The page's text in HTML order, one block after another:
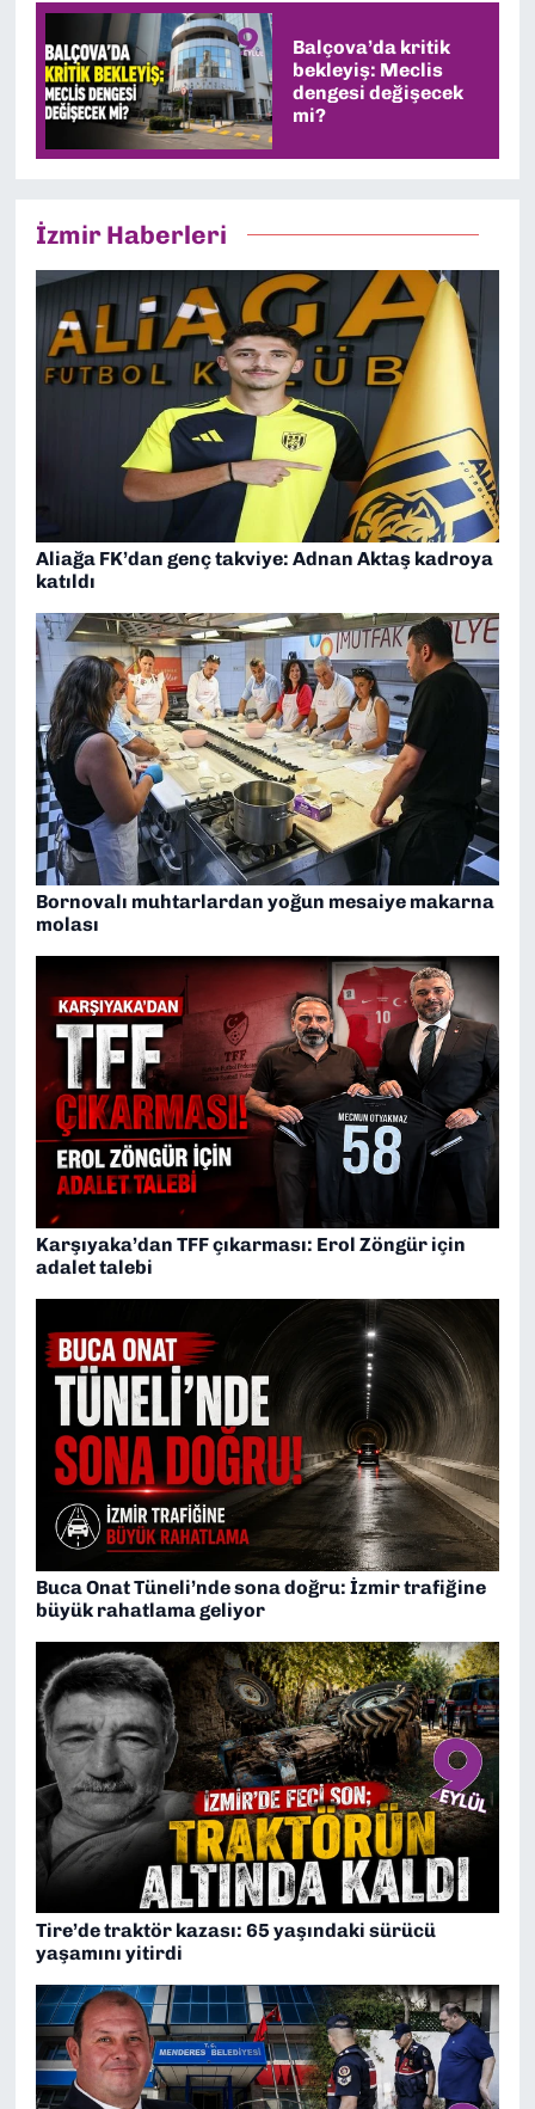
Balçova’da kritik
bekleyiş: Meclis
dengesi değişecek
mi?
İzmir Haberleri
Aliağa FK’dan genç takviye: Adnan Aktaş kadroya
katıldı
Bornovalı muhtarlardan yoğun mesaiye makarna
molası
Karşıyaka’dan TFF çıkarması: Erol Zöngür için
adalet talebi
Buca Onat Tüneli’nde sona doğru: İzmir trafiğine
büyük rahatlama geliyor
Tire’de traktör kazası: 65 yaşındaki sürücü
yaşamını yitirdi